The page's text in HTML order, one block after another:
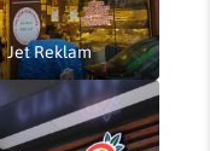
Jet Reklam